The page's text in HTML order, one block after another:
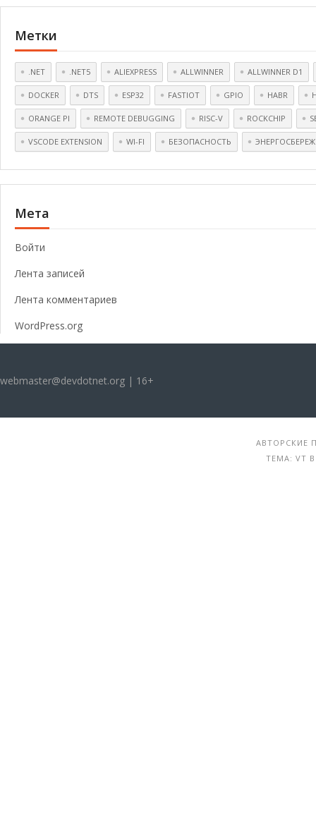
Метки
.NET .NET5 ALIEXPRESS ALLWINNER ALLWINNER D1
DOCKER DTS ESP32 FASTIOT GPIO HABR
ORANGE PI REMOTE DEBUGGING RISC-V ROCKCHIP
VSCODE EXTENSION WI-FI БЕЗОПАСНОСТЬ
Мета
Войти
Лента записей
Лента комментариев
WordPress.org
webmaster@devdotnet.org | 16+
АВТОРСКИЕ
ТЕМА: VT